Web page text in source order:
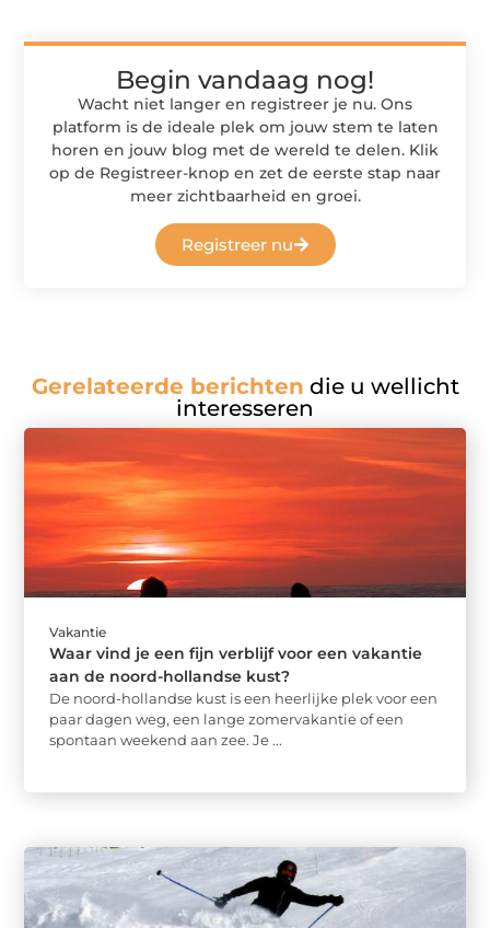
Begin vandaag nog!
Wacht niet langer en registreer je nu. Ons
platform is de ideale plek om jouw stem te laten
horen en jouw blog met de wereld te delen. Klik
op de Registreer-knop en zet de eerste stap naar
meer zichtbaarheid en groei.
Registreer nu
Gerelateerde berichten die u wellicht
interesseren
Vakantie
Waar vind je een fijn verblijf voor een vakantie
aan de noord-hollandse kust?
De noord-hollandse kust is een heerlijke plek voor een
paar dagen weg, een lange zomervakantie of een
spontaan weekend aan zee. Je ...